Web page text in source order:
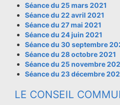
Séance du 25 mars 2021
Séance du 22 avril 2021
Séance du 27 mai 2021
Séance du 24 juin 2021
Séance du 30 septembre
Séance du 28 octobre 2021
Séance du 25 novembre
Séance du 23 décembre
LE CONSEIL